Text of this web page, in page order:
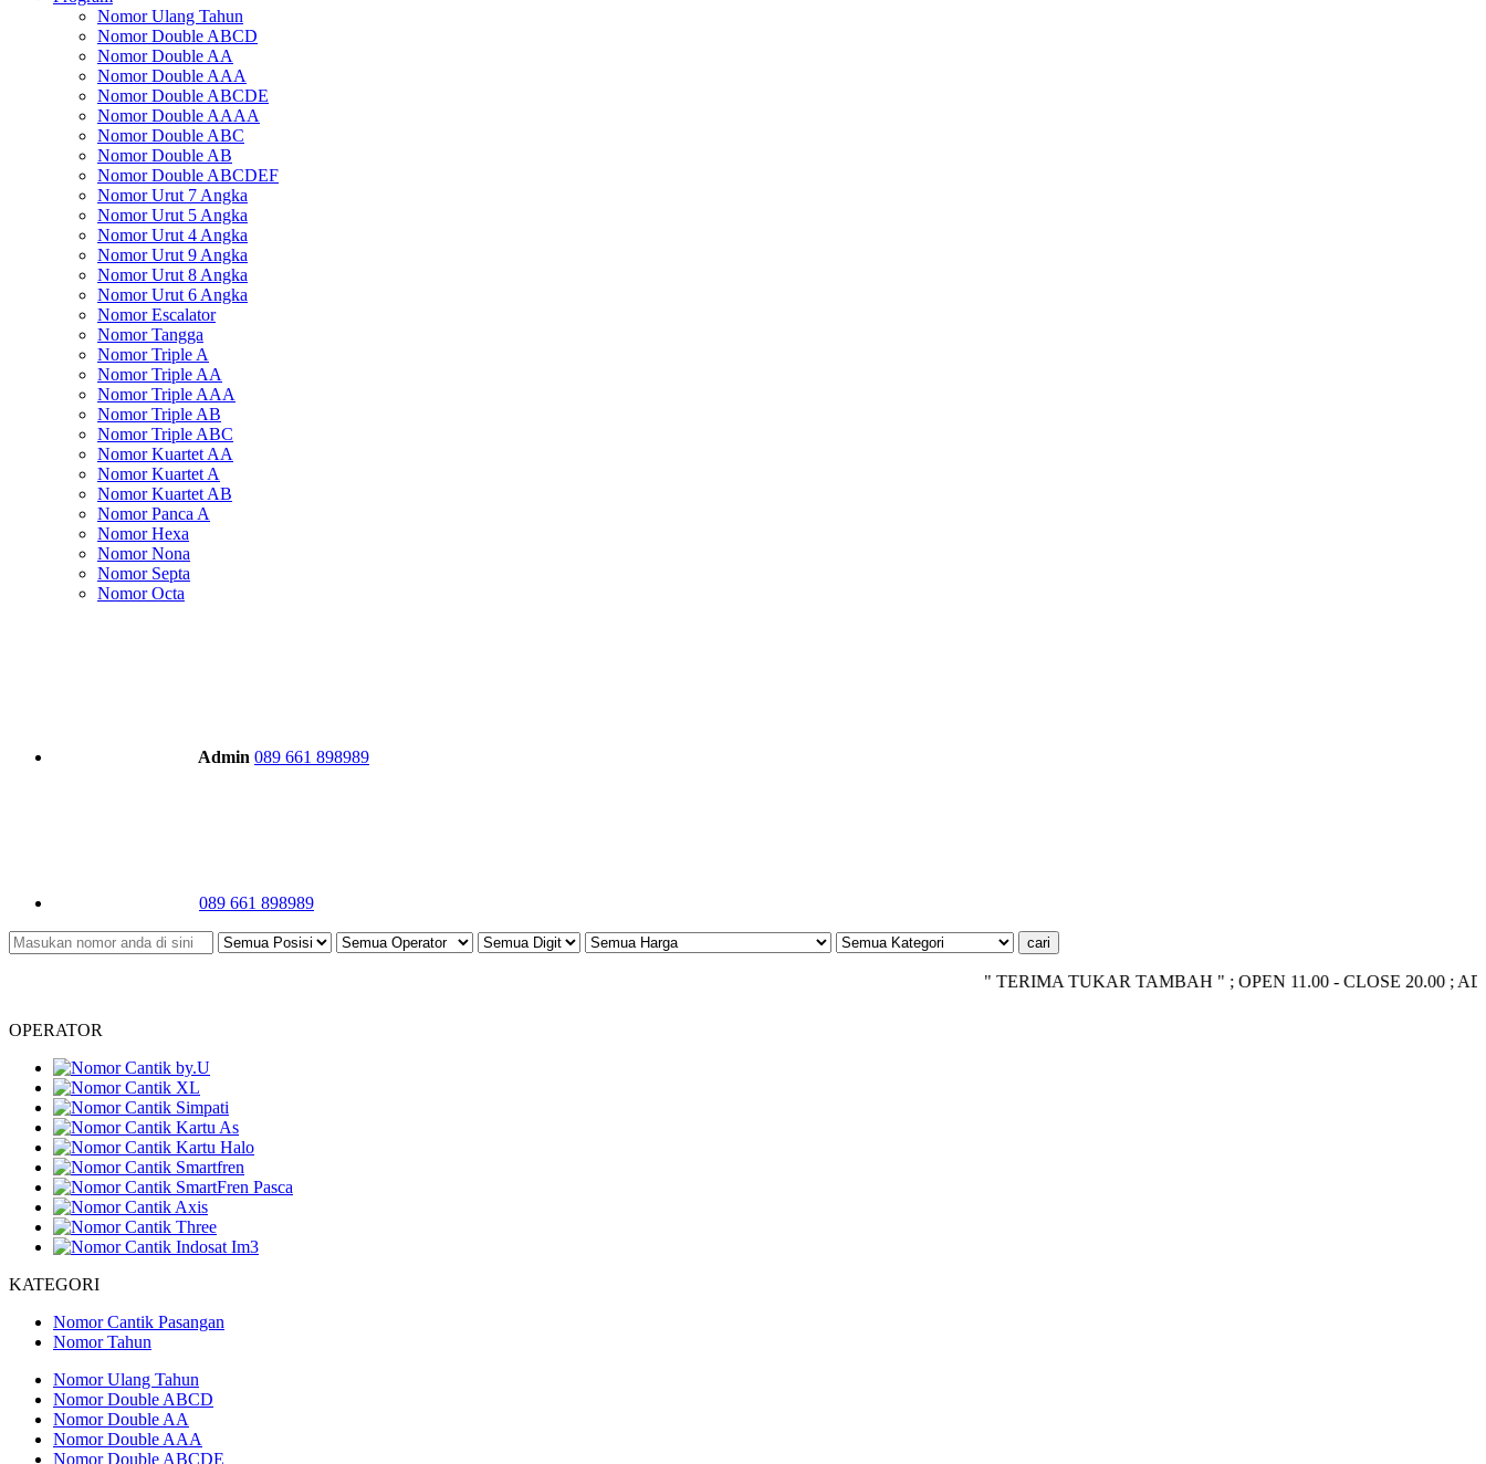
Nomor Ulang Tahun
Nomor Double ABCD
Nomor Double AA
Nomor Double AAA
Nomor Double ABCDE
Nomor Double AAAA
Nomor Double ABC
Nomor Double AB
Nomor Double ABCDEF
Nomor Urut 7 Angka
Nomor Urut 5 Angka
Nomor Urut 4 Angka
Nomor Urut 9 Angka
Nomor Urut 8 Angka
Nomor Urut 6 Angka
Nomor Escalator
Nomor Tangga
Nomor Triple A
Nomor Triple AA
Nomor Triple AAA
Nomor Triple AB
Nomor Triple ABC
Nomor Kuartet AA
Nomor Kuartet A
Nomor Kuartet AB
Nomor Panca A
Nomor Hexa
Nomor Nona
Nomor Septa
Nomor Octa
Admin 089 661 898989
089 661 898989
" TERIMA TUKAR TAMBAH " ; OPEN 11.00 - CLOSE 20.00 ; ADMIN
OPERATOR
KATEGORI
Nomor Cantik Pasangan
Nomor Tahun
Nomor Ulang Tahun
Nomor Double ABCD
Nomor Double AA
Nomor Double AAA
Nomor Double ABCDE